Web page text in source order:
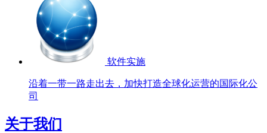
软件实施
沿着一带一路走出去，加快打造全球化运营的国际化公
司
关于我们